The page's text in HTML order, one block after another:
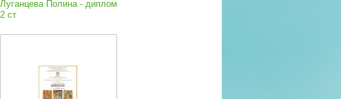
Луганцева Полина - диплом
2 ст